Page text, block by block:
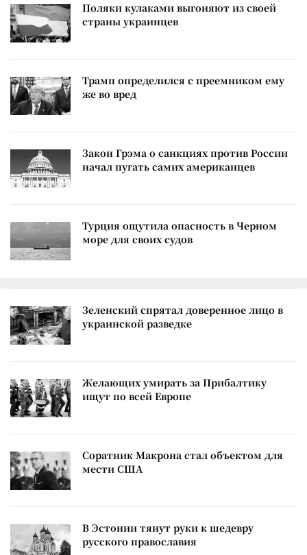
Поляки кулаками выгоняют из своей
страны украинцев
Трамп определился с преемником ему
же во вред
Закон Грэма о санкциях против России
начал пугать самих американцев
Турция ощутила опасность в Черном
море для своих судов
Зеленский спрятал доверенное лицо в
украинской разведке
Желающих умирать за Прибалтику
ищут по всей Европе
Соратник Макрона стал объектом для
мести США
В Эстонии тянут руки к шедевру
русского православия